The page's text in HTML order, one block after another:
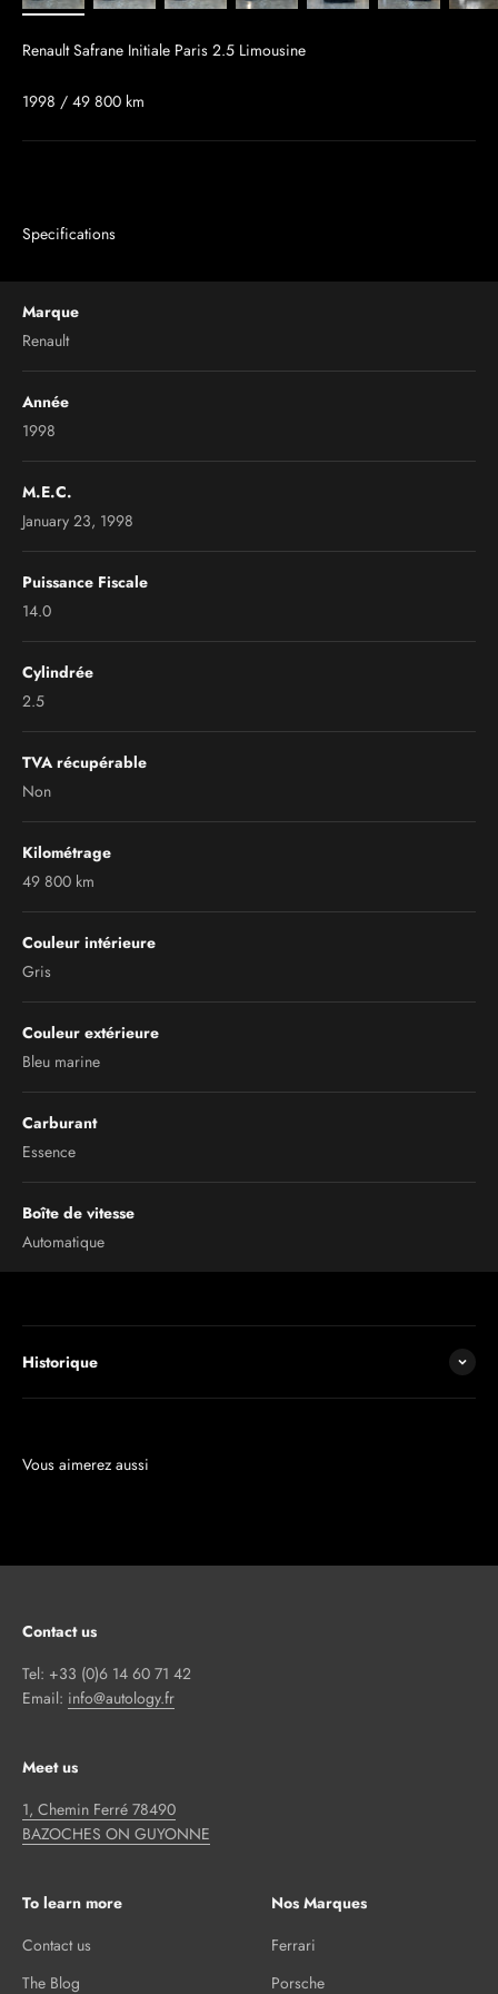
Renault Safrane Initiale Paris 2.5 Limousine
1998 / 49 800 km
Specifications
Marque
Renault
Année
1998
M.E.C.
January 23, 1998
Puissance Fiscale
14.0
Cylindrée
2.5
TVA récupérable
Non
Kilométrage
49 800 km
Couleur intérieure
Gris
Couleur extérieure
Bleu marine
Carburant
Essence
Boîte de vitesse
Automatique
Historique
Contact us
Tel: +33 (0)6 14 60 71 42
Email: info@autology.fr
Meet us
1, Chemin Ferré 78490
BAZOCHES ON GUYONNE
To learn more
Contact us
The Blog
Nos Marques
Ferrari
Porsche